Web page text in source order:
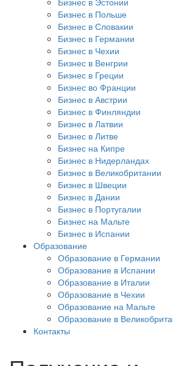
Бизнес в Польше
Бизнес в Словакии
Бизнес в Германии
Бизнес в Чехии
Бизнес в Венгрии
Бизнес в Греции
Бизнес во Франции
Бизнес в Австрии
Бизнес в Финляндии
Бизнес в Латвии
Бизнес в Литве
Бизнес на Кипре
Бизнес в Нидерландах
Бизнес в Великобритании
Бизнес в Швеции
Бизнес в Дании
Бизнес в Португалии
Бизнес на Мальте
Бизнес в Испании
Образование
Образование в Германии
Образование в Испании
Образование в Италии
Образование в Чехии
Образование на Мальте
Образование в
Контакты